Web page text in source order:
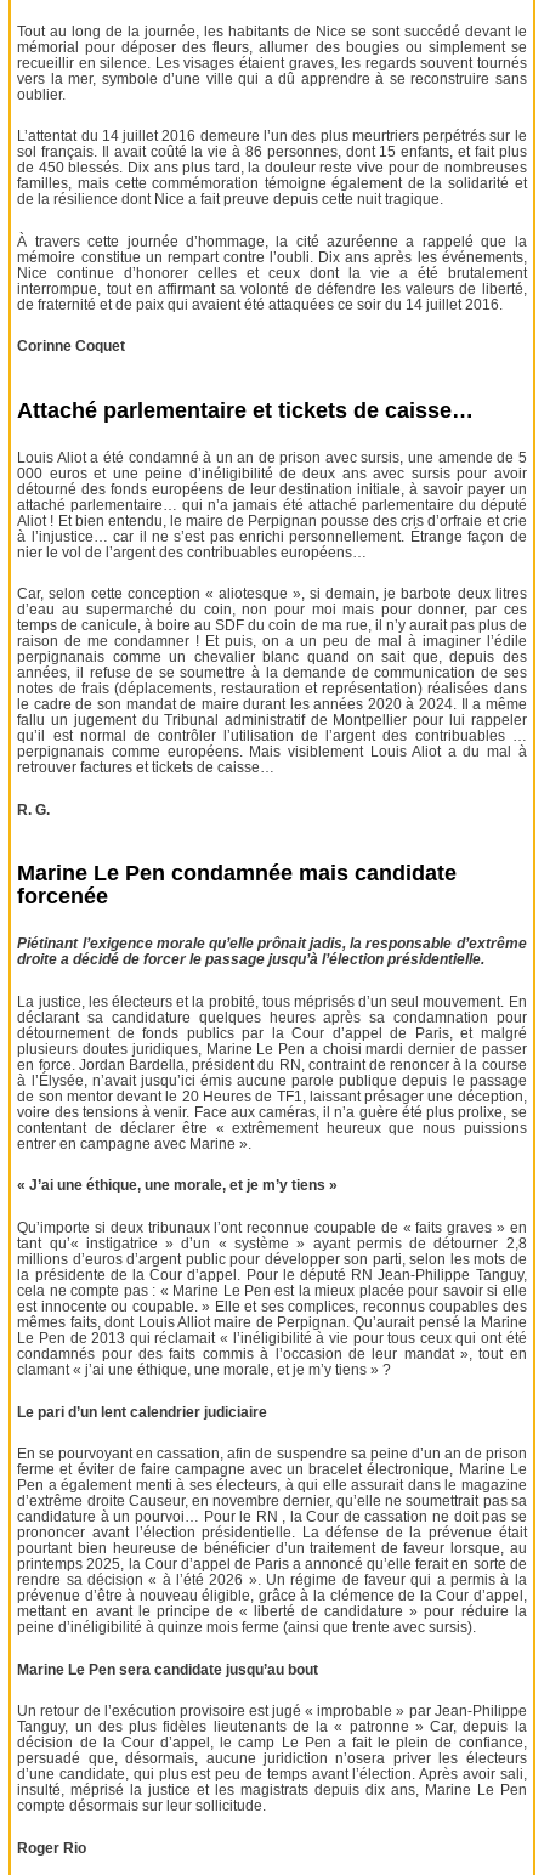
Tout au long de la journée, les habitants de Nice se sont succédé devant le
mémorial pour déposer des fleurs, allumer des bougies ou simplement se
recueillir en silence. Les visages étaient graves, les regards souvent tournés
vers la mer, symbole d’une ville qui a dû apprendre à se reconstruire sans
oublier.
L’attentat du 14 juillet 2016 demeure l’un des plus meurtriers perpétrés sur le
sol français. Il avait coûté la vie à 86 personnes, dont 15 enfants, et fait plus
de 450 blessés. Dix ans plus tard, la douleur reste vive pour de nombreuses
familles, mais cette commémoration témoigne également de la solidarité et
de la résilience dont Nice a fait preuve depuis cette nuit tragique.
À travers cette journée d’hommage, la cité azuréenne a rappelé que la
mémoire constitue un rempart contre l’oubli. Dix ans après les événements,
Nice continue d’honorer celles et ceux dont la vie a été brutalement
interrompue, tout en affirmant sa volonté de défendre les valeurs de liberté,
de fraternité et de paix qui avaient été attaquées ce soir du 14 juillet 2016.
Corinne Coquet
Attaché parlementaire et tickets de caisse…
Louis Aliot a été condamné à un an de prison avec sursis, une amende de 5
000 euros et une peine d’inéligibilité de deux ans avec sursis pour avoir
détourné des fonds européens de leur destination initiale, à savoir payer un
attaché parlementaire… qui n’a jamais été attaché parlementaire du député
Aliot ! Et bien entendu, le maire de Perpignan pousse des cris d’orfraie et crie
à l’injustice… car il ne s’est pas enrichi personnellement. Étrange façon de
nier le vol de l’argent des contribuables européens…
Car, selon cette conception « aliotesque », si demain, je barbote deux litres
d’eau au supermarché du coin, non pour moi mais pour donner, par ces
temps de canicule, à boire au SDF du coin de ma rue, il n’y aurait pas plus de
raison de me condamner ! Et puis, on a un peu de mal à imaginer l’édile
perpignanais comme un chevalier blanc quand on sait que, depuis des
années, il refuse de se soumettre à la demande de communication de ses
notes de frais (déplacements, restauration et représentation) réalisées dans
le cadre de son mandat de maire durant les années 2020 à 2024. Il a même
fallu un jugement du Tribunal administratif de Montpellier pour lui rappeler
qu’il est normal de contrôler l’utilisation de l’argent des contribuables …
perpignanais comme européens. Mais visiblement Louis Aliot a du mal à
retrouver factures et tickets de caisse…
R. G.
Marine Le Pen condamnée mais candidate
forcenée
Piétinant l’exigence morale qu’elle prônait jadis, la responsable d’extrême
droite a décidé de forcer le passage jusqu’à l’élection présidentielle.
La justice, les électeurs et la probité, tous méprisés d’un seul mouvement. En
déclarant sa candidature quelques heures après sa condamnation pour
détournement de fonds publics par la Cour d’appel de Paris, et malgré
plusieurs doutes juridiques, Marine Le Pen a choisi mardi dernier de passer
en force. Jordan Bardella, président du RN, contraint de renoncer à la course
à l’Élysée, n’avait jusqu’ici émis aucune parole publique depuis le passage
de son mentor devant le 20 Heures de TF1, laissant présager une déception,
voire des tensions à venir. Face aux caméras, il n’a guère été plus prolixe, se
contentant de déclarer être « extrêmement heureux que nous puissions
entrer en campagne avec Marine ».
« J’ai une éthique, une morale, et je m’y tiens »
Qu’importe si deux tribunaux l’ont reconnue coupable de « faits graves » en
tant qu’« instigatrice » d’un « système » ayant permis de détourner 2,8
millions d’euros d’argent public pour développer son parti, selon les mots de
la présidente de la Cour d’appel. Pour le député RN Jean-Philippe Tanguy,
cela ne compte pas : « Marine Le Pen est la mieux placée pour savoir si elle
est innocente ou coupable. » Elle et ses complices, reconnus coupables des
mêmes faits, dont Louis Alliot maire de Perpignan. Qu’aurait pensé la Marine
Le Pen de 2013 qui réclamait « l’inéligibilité à vie pour tous ceux qui ont été
condamnés pour des faits commis à l’occasion de leur mandat », tout en
clamant « j’ai une éthique, une morale, et je m’y tiens » ?
Le pari d’un lent calendrier judiciaire
En se pourvoyant en cassation, afin de suspendre sa peine d’un an de prison
ferme et éviter de faire campagne avec un bracelet électronique, Marine Le
Pen a également menti à ses électeurs, à qui elle assurait dans le magazine
d’extrême droite Causeur, en novembre dernier, qu’elle ne soumettrait pas sa
candidature à un pourvoi… Pour le RN , la Cour de cassation ne doit pas se
prononcer avant l’élection présidentielle. La défense de la prévenue était
pourtant bien heureuse de bénéficier d’un traitement de faveur lorsque, au
printemps 2025, la Cour d’appel de Paris a annoncé qu’elle ferait en sorte de
rendre sa décision « à l’été 2026 ». Un régime de faveur qui a permis à la
prévenue d’être à nouveau éligible, grâce à la clémence de la Cour d’appel,
mettant en avant le principe de « liberté de candidature » pour réduire la
peine d’inéligibilité à quinze mois ferme (ainsi que trente avec sursis).
Marine Le Pen sera candidate jusqu’au bout
Un retour de l’exécution provisoire est jugé « improbable » par Jean-Philippe
Tanguy, un des plus fidèles lieutenants de la « patronne » Car, depuis la
décision de la Cour d’appel, le camp Le Pen a fait le plein de confiance,
persuadé que, désormais, aucune juridiction n’osera priver les électeurs
d’une candidate, qui plus est peu de temps avant l’élection. Après avoir sali,
insulté, méprisé la justice et les magistrats depuis dix ans, Marine Le Pen
compte désormais sur leur sollicitude.
Roger Rio